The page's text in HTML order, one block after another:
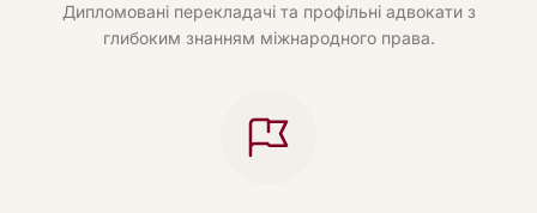
Дипломовані перекладачі та профільні адвокати з
глибоким знанням міжнародного права.